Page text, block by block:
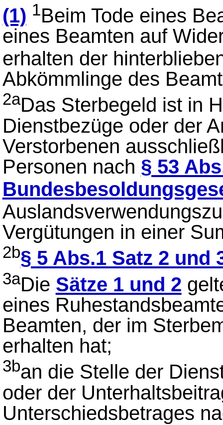
(1) 1Beim Tode eines
eines Beamten auf
erhalten der
Abkömmlinge des
2aDas Sterbegeld ist in
Dienstbezüge oder der
Verstorbenen
Personen nach § 53
Vergütungen in einer
2b§ 5 Abs.1 Satz 2 und
3aDie Sätze 1 und 2
eines
Beamten, der im
erhalten hat;
3ban die Stelle der
oder der
Unterschiedsbetrages